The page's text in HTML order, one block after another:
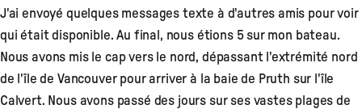
J'ai envoyé quelques messages texte à d'autres amis pour voir
qui était disponible. Au final, nous étions 5 sur mon bateau.
Nous avons mis le cap vers le nord, dépassant l'extrémité nord
de l'île de Vancouver pour arriver à la baie de Pruth sur l'île
Calvert. Nous avons passé des jours sur ses vastes plages de